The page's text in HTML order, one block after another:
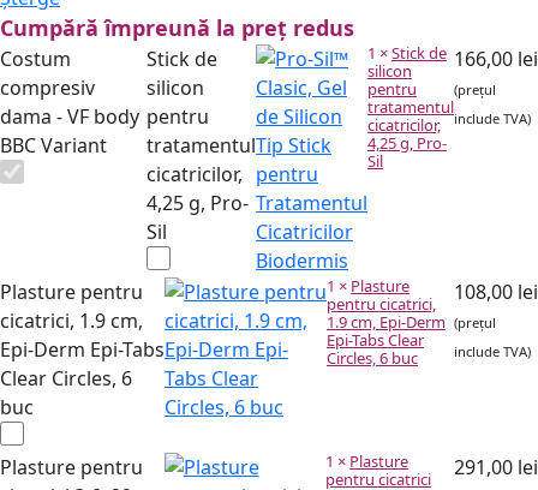
Cumpără împreună la preț redus
Costum
compresiv
dama - VF body
BBC Variant
Stick de
silicon
pentru
tratamentul
cicatricilor,
4,25 g, Pro-
Sil
1 ×Stick de
silicon
pentru
tratamentul
cicatricilor,
4,25 g, Pro-
Sil
166,00 lei
(prețul
include TVA)
Plasture pentru
cicatrici, 1.9 cm,
Epi-Derm Epi-Tabs
Clear Circles, 6
buc
1 × Plasture
pentru cicatrici,
1.9 cm, Epi-Derm
Epi-Tabs Clear
Circles, 6 buc
108,00 lei
(prețul
include TVA)
Plasture pentru
1 × Plasture
pentru cicatrici
291,00 lei